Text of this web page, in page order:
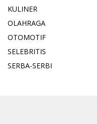
KULINER
OLAHRAGA
OTOMOTIF
SELEBRITIS
SERBA-SERBI